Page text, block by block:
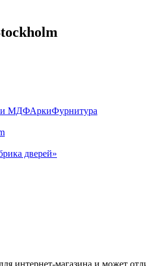
МДФАркиФурнитура
интернет-магазина и может